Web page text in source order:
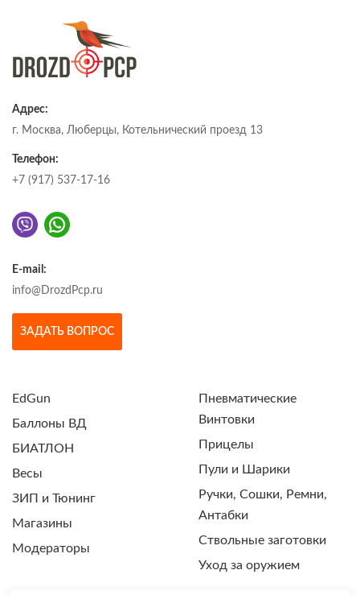
Адрес:
г. Москва, Люберцы, Котельнический проезд 13
Телефон:
+7 (917) 537-17-16
E-mail:
info@DrozdPcp.ru
ЗАДАТЬ ВОПРОС
EdGun
Баллоны ВД
БИАТЛОН
Весы
ЗИП и Тюнинг
Магазины
Модераторы
Пневматические
Винтовки
Прицелы
Пули и Шарики
Ручки, Сошки, Ремни,
Антабки
Ствольные заготовки
Уход за оружием